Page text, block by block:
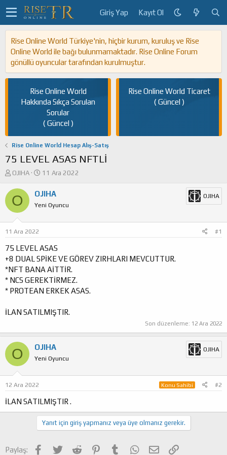
Giriş Yap Kayıt Ol
Rise Online World Türkiye'nin, hiçbir kurum, kuruluş ve Rise
Online World ile bağı bulunmamaktadır. Rise Online Forum
gönüllü oyuncular tarafından kurulmuştur.
Rise Online World
Hakkında Sıkça Sorulan
Sorular
( Güncel )
Rise Online World Ticaret
( Güncel )
Rise Online World Hesap Alış-Satış
75 LEVEL ASAS NFTLİ
K
n
u
ş
l
a
t
a
n
OJIHA
B
ş
a
ç
t
a
r
i
h
11 Ara 2022
O OJIHA
Yeni Oyuncu
OJIHA
11 Ara 2022 #1
75 LEVEL ASAS
+8 DUAL SPİKE VE GÖREV ZIRHLARI MEVCUTTUR.
*NFT BANA AİTTİR.
* NCS GEREKTİRMEZ.
* PROTEAN ERKEK ASAS.
İLAN SATILMIŞTIR.
Son düzenleme: 12 Ara 2022
O OJIHA
Yeni Oyuncu
OJIHA
12 Ara 2022 Konu Sahibi #2
İLAN SATILMIŞTIR .
Yanıt için giriş yapmanız veya üye olmanız gerekir.
Paylaş: Facebook
TwitterReddit PinterestTumblrWhatsApp
E-postaLink